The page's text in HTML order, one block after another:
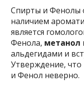
Спирты и Фенолы
наличием
является
Фенола, метанол
альдегидами и
Утверждение, что
и Фенол неверно.